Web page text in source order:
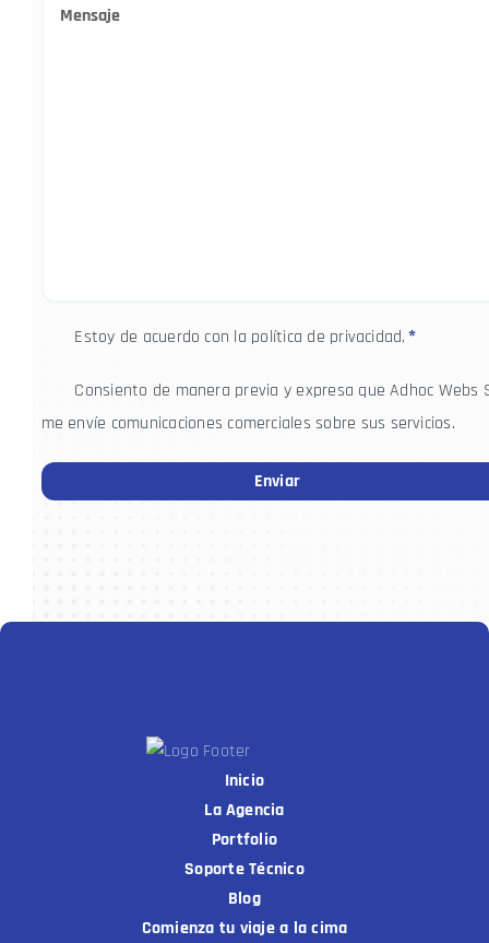
Consentimiento
Estoy de acuerdo con la política de privacidad.*
Consentimiento
Comunicaciones
Consiento de manera previa y expresa que Adhoc Webs
me envíe comunicaciones comerciales sobre sus servicios.
Inicio
La Agencia
Portfolio
Soporte Técnico
Blog
Comienza tu viaje a la cima